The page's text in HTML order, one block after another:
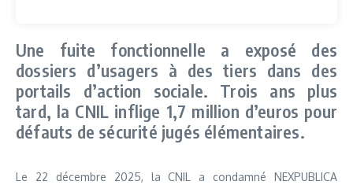
Une fuite fonctionnelle a exposé des
dossiers d’usagers à des tiers dans des
portails d’action sociale. Trois ans plus
tard, la CNIL inflige 1,7 million d’euros pour
défauts de sécurité jugés élémentaires.
Le 22 décembre 2025, la CNIL a condamné NEXPUBLICA